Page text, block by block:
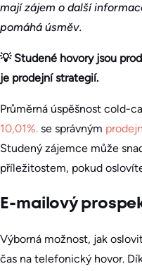
mají zájem o další
pomáhá úsměv.
💡 Studené hovory jsou
je prodejní strategií.
Průměrná úspěšnost cold-
10,01%. se správným
Studený zájemce může
příležitostem, pokud
E-mailový
Výborná možnost, jak
čas na telefonický hovor.